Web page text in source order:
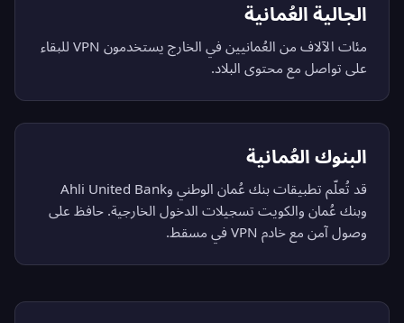
الجالية العُمانية
مئات الآلاف من العُمانيين في الخارج يستخدمون VPN للبقاء
على تواصل مع محتوى البلاد.
البنوك العُمانية
قد تُعلّم تطبيقات بنك عُمان الوطني وAhli United Bank
وبنك عُمان والكويت تسجيلات الدخول الخارجية. حافظ على
وصول آمن مع خادم VPN في مسقط.